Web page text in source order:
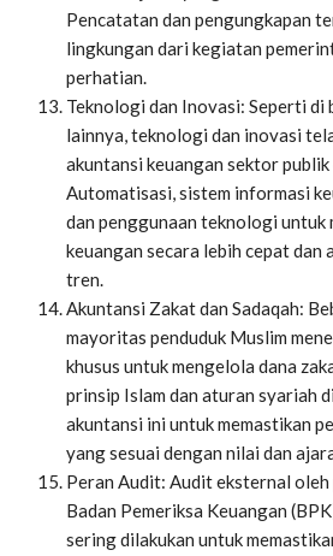
Pencatatan dan pengungkapan
lingkungan dari kegiatan
perhatian.
Teknologi dan Inovasi: Seperti di
lainnya, teknologi dan inovasi
akuntansi keuangan sektor publik
Automatisasi, sistem informasi
dan penggunaan teknologi untuk
keuangan secara lebih cepat dan
tren.
Akuntansi Zakat dan Sadaqah:
mayoritas penduduk Muslim
khusus untuk mengelola dana
prinsip Islam dan aturan syariah
akuntansi ini untuk memastikan
yang sesuai dengan nilai dan
Peran Audit: Audit eksternal
Badan Pemeriksa Keuangan
sering dilakukan untuk